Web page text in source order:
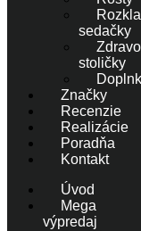
sedačky
stoličky
Značky
Recenzie
Realizácie
Poradňa
Kontakt
Úvod
Mega
výpredaj